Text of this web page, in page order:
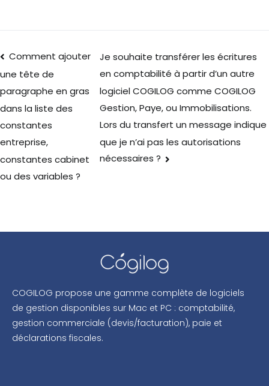
Comment ajouter
une tête de
paragraphe en gras
dans la liste des
constantes
entreprise,
constantes cabinet
ou des variables ?
Je souhaite transférer les écritures
en comptabilité à partir d’un autre
logiciel COGILOG comme COGILOG
Gestion, Paye, ou Immobilisations.
Lors du transfert un message indique
que je n’ai pas les autorisations
nécessaires ?
COGILOG propose une gamme complète de logiciels
de gestion disponibles sur Mac et PC : comptabilité,
gestion commerciale (devis/facturation), paie et
déclarations fiscales.